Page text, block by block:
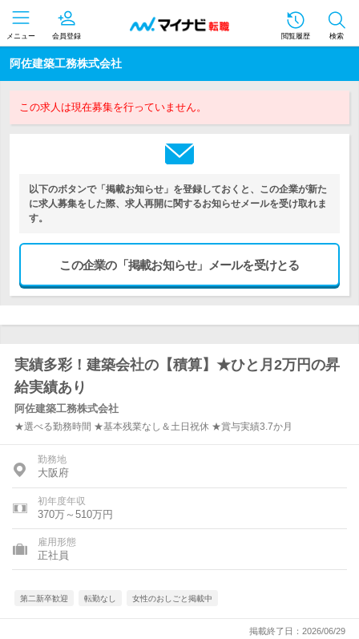
メニュー 会員登録 閲覧履歴 検索
阿佐建築工務株式会社
この求人は現在募集を行っていません。
以下のボタンで「掲載お知らせ」を登録しておくと、この企業が新た
に求人募集をした際、求人再開に関するお知らせメールを受け取れま
す。
この企業の「掲載お知らせ」メールを受けとる
実績多彩！建築会社の【積算】★ひと月2万円の昇
給実績あり
阿佐建築工務株式会社
★選べる勤務時間 ★基本残業なし＆土日祝休 ★賞与実績3.7か月
勤務地
大阪府
初年度年収
370万～510万円
雇用形態
正社員
第二新卒歓迎 転勤なし 女性のおしごと掲載中
掲載終了日：2026/06/29